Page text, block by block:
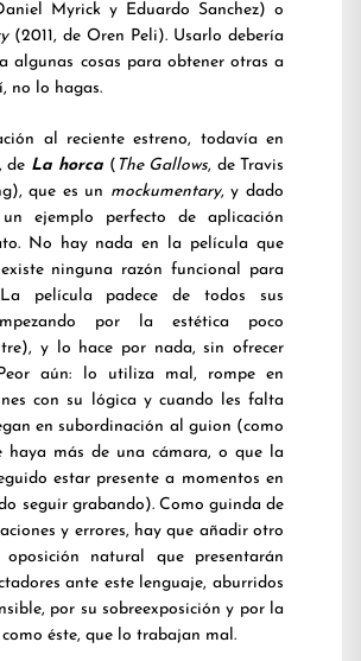
Myrick y Eduardo Sanchez) o
(2011, de Oren Peli). Usarlo debería
algunas cosas para obtener otras a
no lo hagas.
al reciente estreno, todavía en
de La horca ( The Gallows, de Travis
que es un mockumentary, y dado
ejemplo perfecto de aplicación
No hay nada en la película que
ninguna razón funcional para
película padece de todos sus
por la estética poco
y lo hace por nada, sin ofrecer
aún: lo utiliza mal, rompe en
con su lógica y cuando les falta
en subordinación al guion (como
haya más de una cámara, o que la
estar presente a momentos en
seguir grabando). Como guinda de
y errores, hay que añadir otro
natural que presentarán
ante este lenguaje, aburridos
por su sobreexposición y por la
éste, que lo trabajan mal.